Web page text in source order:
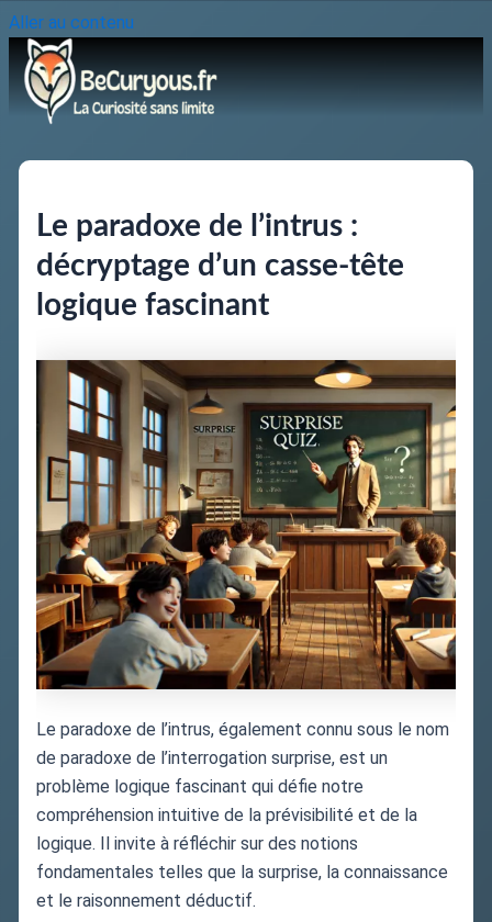
Aller au contenu
Le paradoxe de l’intrus :
décryptage d’un casse-tête
logique fascinant
Le paradoxe de l’intrus, également connu sous le nom
de paradoxe de l’interrogation surprise, est un
problème logique fascinant qui défie notre
compréhension intuitive de la prévisibilité et de la
logique. Il invite à réfléchir sur des notions
fondamentales telles que la surprise, la connaissance
et le raisonnement déductif.